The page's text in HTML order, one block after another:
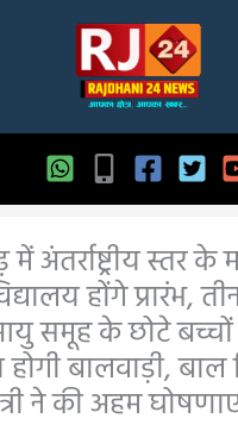
अंतर्राष्ट्रीय स्तर
होंगे प्रारंभ,
समूह के छोटे
बालवाड़ी,
ने की अहम